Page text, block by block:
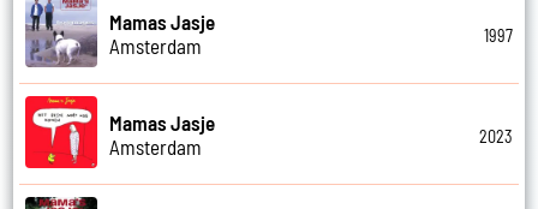
Mamas Jasje
Amsterdam
1997
Mamas Jasje
Amsterdam
2023